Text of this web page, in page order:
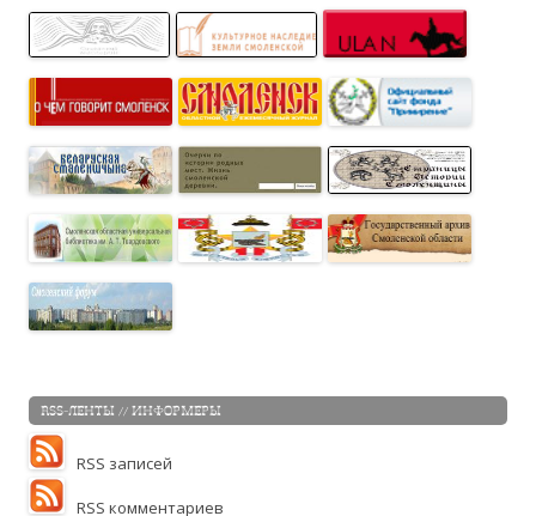
RSS-ЛЕНТЫ // ИНФОРМЕРЫ
RSS записей
RSS комментариев